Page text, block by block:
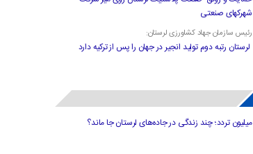
شهرکهای صنعتی
رئیس سازمان جهاد کشاورزی لرستان:
لرستان رتبه دوم تولید انجیر در جهان را پس از ترکیه دارد
میلیون تردد؛ چند زندگی در جاده‌های لرستان جا ماند؟